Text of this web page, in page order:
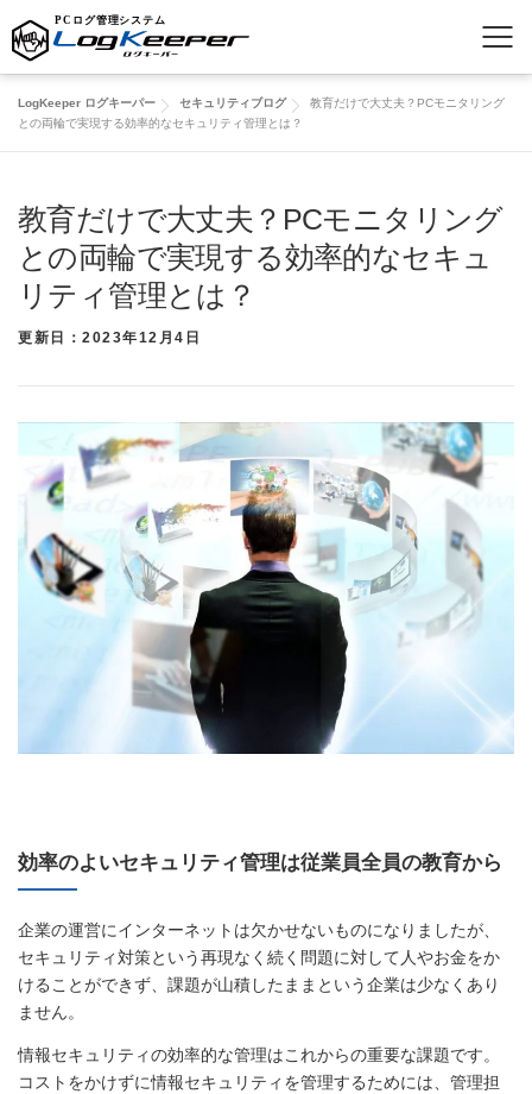
LogKeeper ログキーパー セキュリティブログ
教育だけで大丈夫？PCモニタリング
との両輪で実現する効率的なセキュリティ管理とは？
教育だけで大丈夫？PCモニタリング
との両輪で実現する効率的なセキュ
リティ管理とは？
更新日：2023年12月4日
効率のよいセキュリティ管理は従業員全員の教育から
企業の運営にインターネットは欠かせないものになりましたが、
セキュリティ対策という再現なく続く問題に対して人やお金をか
けることができず、課題が山積したままという企業は少なくあり
ません。
情報セキュリティの効率的な管理はこれからの重要な課題です。
コストをかけずに情報セキュリティを管理するためには、管理担